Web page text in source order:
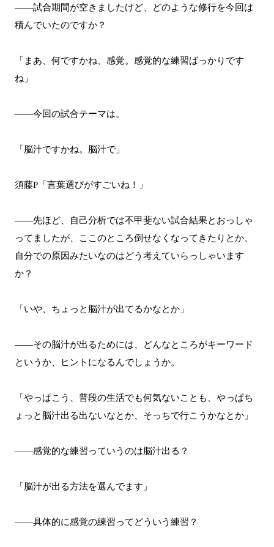
――試合期間が空きましたけど、どのような修行を今回は
積んでいたのですか？
「まあ、何ですかね、感覚。感覚的な練習ばっかりです
ね」
――今回の試合テーマは。
「脳汁ですかね。脳汁で」
須藤P「言葉選びがすごいね！」
――先ほど、自己分析では不甲斐ない試合結果とおっしゃ
ってましたが、ここのところ倒せなくなってきたりとか、
自分での原因みたいなのはどう考えていらっしゃいます
か？
「いや、ちょっと脳汁が出てるかなとか」
――その脳汁が出るためには、どんなところがキーワード
というか、ヒントになるんでしょうか。
「やっぱこう、普段の生活でも何気ないことも、やっぱち
ょっと脳汁出る出ないなとか、そっちで行こうかなとか」
――感覚的な練習っていうのは脳汁出る？
「脳汁が出る方法を選んでます」
――具体的に感覚の練習ってどういう練習？